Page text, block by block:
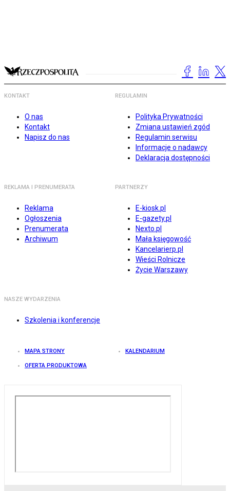
KONTAKT
O nas
Kontakt
Napisz do nas
REGULAMIN
Polityka Prywatności
Zmiana ustawień zgód
Regulamin serwisu
Informacje o nadawcy
Deklaracja dostępności
REKLAMA I PRENUMERATA
Reklama
Ogłoszenia
Prenumerata
Archiwum
PARTNERZY
E-kiosk.pl
E-gazety.pl
Nexto.pl
Mała księgowość
Kancelarierp.pl
Wieści Rolnicze
Życie Warszawy
NASZE WYDARZENIA
Szkolenia i konferencje
MAPA STRONY KALENDARIUM
OFERTA PRODUKTOWA